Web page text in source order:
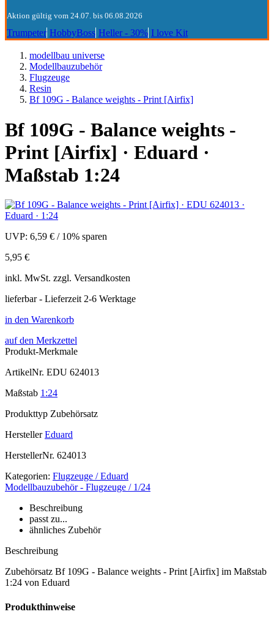
Aktion gültig vom 24.07. bis 06.08.2026
Trumpeter HobbyBoss Heller - 30% I love Kit
modellbau universe
Modellbauzubehör
Flugzeuge
Resin
Bf 109G - Balance weights - Print [Airfix]
Bf 109G - Balance weights -
Print [Airfix] · Eduard ·
Maßstab 1:24
UVP: 6,59 € / 10% sparen
5,95 €
inkl. MwSt. zzgl. Versandkosten
lieferbar - Lieferzeit 2-6 Werktage
in den Warenkorb
auf den Merkzettel
Produkt-Merkmale
ArtikelNr. EDU 624013
Maßstab 1:24
Produkttyp Zubehörsatz
Hersteller Eduard
HerstellerNr. 624013
Kategorien: Flugzeuge / Eduard
Modellbauzubehör - Flugzeuge / 1/24
Beschreibung
passt zu...
ähnliches Zubehör
Beschreibung
Zubehörsatz Bf 109G - Balance weights - Print [Airfix] im Maßstab
1:24 von Eduard
Produkthinweise